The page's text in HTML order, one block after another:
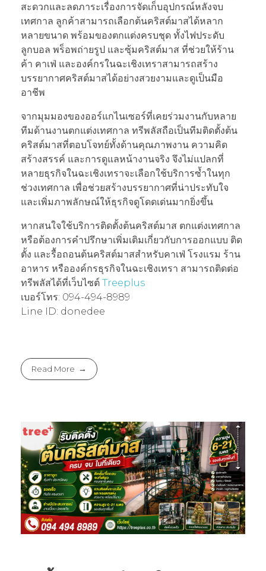
สะดวกและลดภาระเรื่องการจัดเก็บอุปกรณ์หลังจบ
เทศกาล ลูกค้าสามารถเลือกต้นคริสต์มาสได้หลาก
หลายขนาด พร้อมของตกแต่งครบชุด ทั้งไฟประดับ
ลูกบอล พร็อพถ่ายรูป และซุ้มคริสต์มาส ที่ช่วยให้ร้าน
ค้า คาเฟ่ และองค์กรในฉะเชิงเทราสามารถสร้าง
บรรยากาศคริสต์มาสได้อย่างสวยงามและดูเป็นมือ
อาชีพ
จากมุมมองของออร์แกไนเซอร์ที่เคยร่วมงานกับหลาย
ทีมด้านงานตกแต่งเทศกาล ทรีพลัสถือเป็นทีมติดตั้งต้น
คริสต์มาสที่ตอบโจทย์ทั้งด้านคุณภาพงาน ความคิด
สร้างสรรค์ และการดูแลหน้างานจริง จึงไม่แปลกที่
หลายธุรกิจในฉะเชิงเทราจะเลือกใช้บริการซ้ำในทุก
ช่วงเทศกาล เพื่อช่วยสร้างบรรยากาศที่น่าประทับใจ
และเพิ่มภาพลักษณ์ให้ธุรกิจดูโดดเด่นมากยิ่งขึ้น
หากสนใจใช้บริการติดตั้งต้นคริสต์มาส ตกแต่งเทศกาล
หรือต้องการคำปรึกษาเพิ่มเติมเกี่ยวกับการออกแบบ ติด
ตั้ง และรื้อถอนต้นคริสต์มาสสำหรับคาเฟ่ โรงแรม ร้าน
อาหาร หรือองค์กรธุรกิจในฉะเชิงเทรา สามารถติดต่อ
ทรีพลัสได้ที่เว็บไซต์ Treeplus
เบอร์โทร: 094-494-8989
Line ID: donedee
Read More